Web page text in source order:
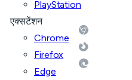
PlayStation
एक्सटेंशन
Chrome
Firefox
Edge